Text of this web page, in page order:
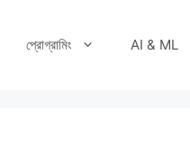
প্রোগ্রামিং AI & ML